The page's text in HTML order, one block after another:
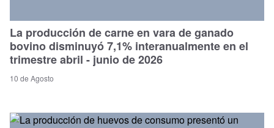
La producción de carne en vara de ganado
bovino disminuyó 7,1% interanualmente en el
trimestre abril - junio de 2026
10 de Agosto